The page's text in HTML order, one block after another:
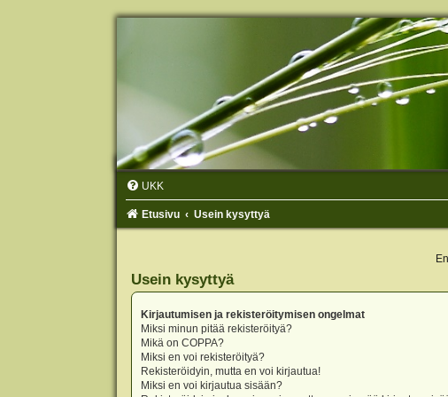
UKK
Etusivu Usein kysyttyä
Usein kysyttyä
Kirjautumisen ja rekisteröitymisen ongelmat
Miksi minun pitää rekisteröityä?
Mikä on COPPA?
Miksi en voi rekisteröityä?
Rekisteröidyin, mutta en voi kirjautua!
Miksi en voi kirjautua sisään?